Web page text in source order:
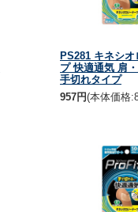
PS281 キネシ
プ 快適通気 肩
手切れタイプ
957円(本体価格